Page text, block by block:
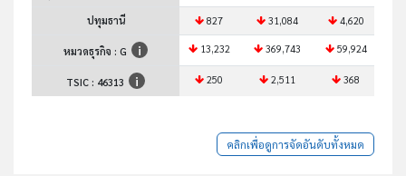
ปทุมธานี 827 31,084 4,620
หมวดธุรกิจ : G 13,232 369,743 59,924
TSIC : 46313 250 2,511 368
คลิกเพื่อดูการจัดอันดับทั้งหมด